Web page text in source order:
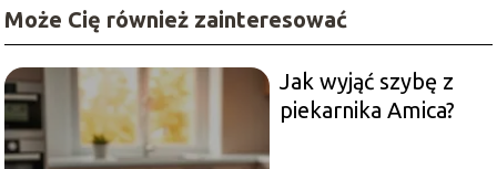
Może Cię również zainteresować
Jak wyjąć szybę z
piekarnika Amica?